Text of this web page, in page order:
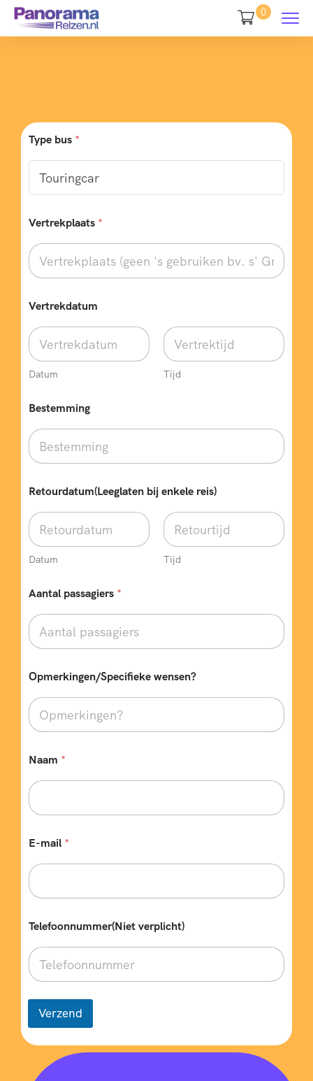
0
Type bus *
A
n
t
a
w
n
e
n
Vertrekplaats *
Vertrekdatum
Datum Tijd
Bestemming
Retourdatum(Leeglaten bij enkele reis)
Datum Tijd
Aantal passagiers *
Opmerkingen/Specifieke wensen?
Naam *
E-mail *
Telefoonnummer(Niet verplicht)
Verzend